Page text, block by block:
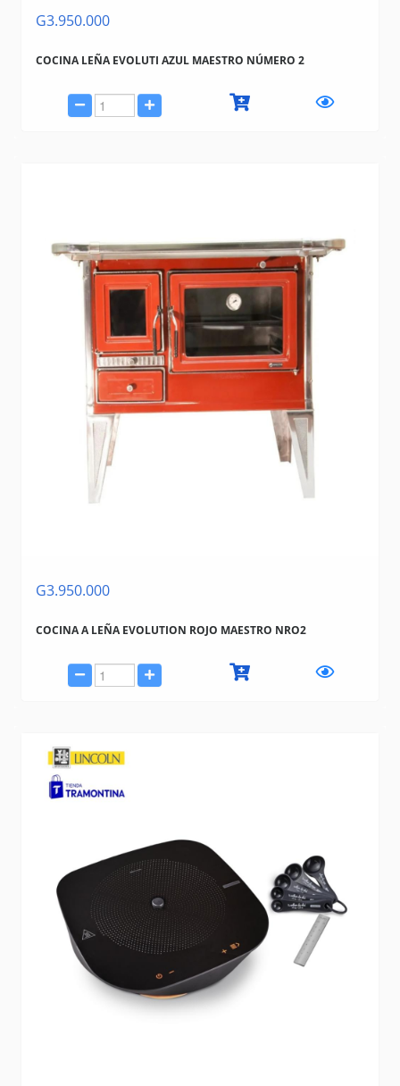
G3.950.000
COCINA LEÑA EVOLUTI AZUL MAESTRO NÚMERO 2
G3.950.000
COCINA A LEÑA EVOLUTION ROJO MAESTRO NRO2